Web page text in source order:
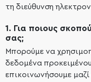
τη διεύθυνση
1. Για ποιους
σας;
Μπορούμε να
δεδομένα
επικοινωνήσουμε